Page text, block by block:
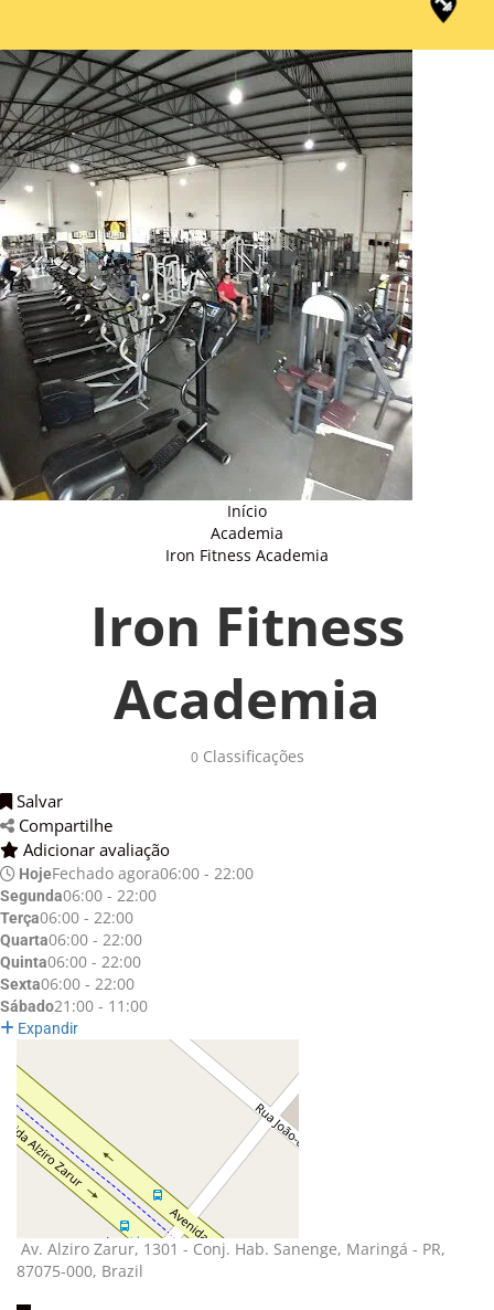
Início
Academia
Iron Fitness Academia
Iron Fitness
Academia
0Classificações
Salvar
Compartilhe
Adicionar avaliação
HojeFechado agora06:00 - 22:00
Segunda06:00 - 22:00
Terça06:00 - 22:00
Quarta06:00 - 22:00
Quinta06:00 - 22:00
Sexta06:00 - 22:00
Sábado21:00 - 11:00
Expandir
Av. Alziro Zarur, 1301 - Conj. Hab. Sanenge, Maringá - PR,
87075-000, Brazil